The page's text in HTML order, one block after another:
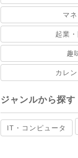
マ
起業
趣
カレ
ジャンルから探す
IT・コンピュータ